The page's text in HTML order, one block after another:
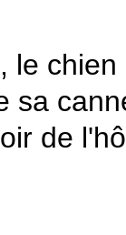
le
sa
de